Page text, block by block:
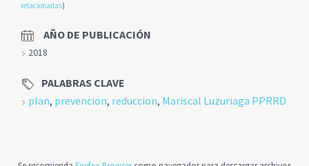
relacionadas)
AÑO DE PUBLICACIÓN
2018
PALABRAS CLAVE
plan, prevencion, reduccion, Mariscal Luzuriaga PPRRD